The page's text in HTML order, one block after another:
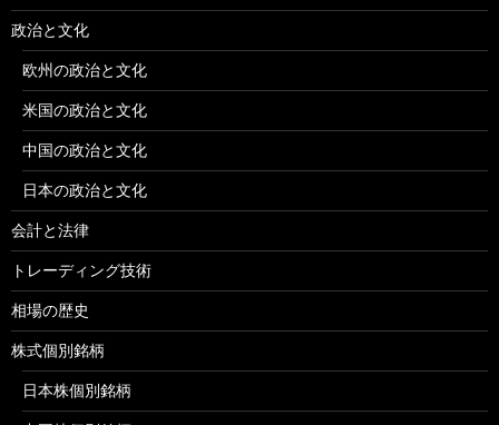
政治と文化
欧州の政治と文化
米国の政治と文化
中国の政治と文化
日本の政治と文化
会計と法律
トレーディング技術
相場の歴史
株式個別銘柄
日本株個別銘柄